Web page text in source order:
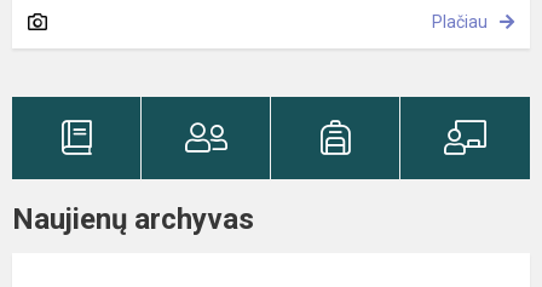
Plačiau
Naujienų archyvas